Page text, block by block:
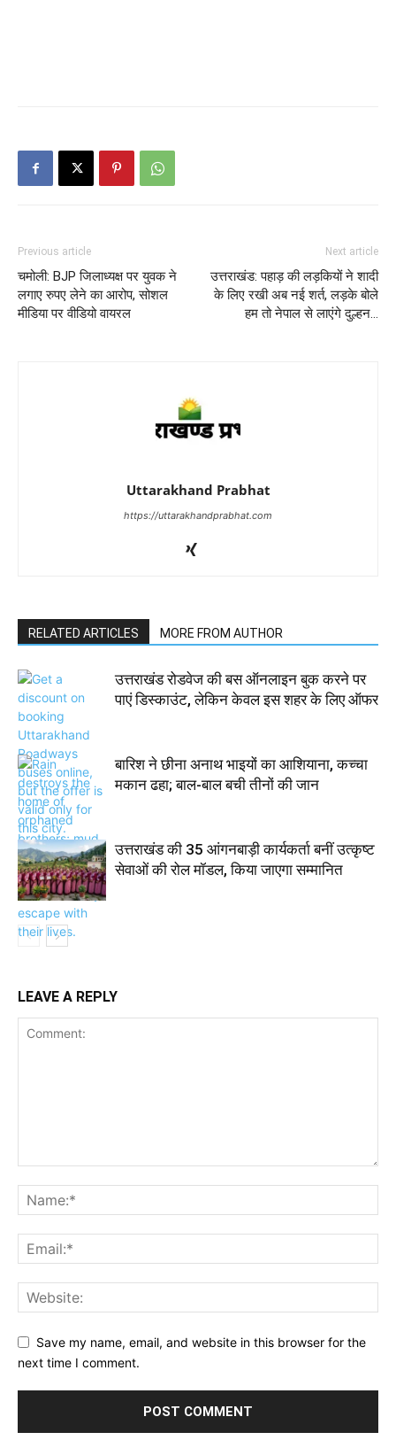
Previous article
चमोली: BJP जिलाध्यक्ष पर युवक ने
लगाए रुपए लेने का आरोप, सोशल
मीडिया पर वीडियो वायरल
Next article
उत्तराखंड: पहाड़ की लड़कियों ने शादी
के लिए रखी अब नई शर्त, लड़के बोले
हम तो नेपाल से लाएंगे दुल्हन…
Uttarakhand Prabhat
https://uttarakhandprabhat.com
RELATED ARTICLES MORE FROM AUTHOR
उत्तराखंड रोडवेज की बस ऑनलाइन बुक करने पर
पाएं डिस्काउंट, लेकिन केवल इस शहर के लिए ऑफर
बारिश ने छीना अनाथ भाइयों का आशियाना, कच्चा
मकान ढहा; बाल-बाल बची तीनों की जान
उत्तराखंड की 35 आंगनबाड़ी कार्यकर्ता बनीं उत्कृष्ट
सेवाओं की रोल मॉडल, किया जाएगा सम्मानित
LEAVE A REPLY
Save my name, email, and website in this browser for the
next time I comment.